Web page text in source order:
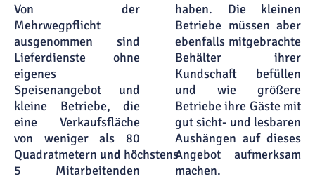
Von der
Mehrwegpflicht
ausgenommen sind
Lieferdienste ohne
eigenes
Speisenangebot und
kleine Betriebe, die
eine Verkaufsfläche
von weniger als 80
Quadratmetern und höchstens
5 Mitarbeitenden
haben. Die kleinen
Betriebe müssen aber
ebenfalls mitgebrachte
Behälter ihrer
Kundschaft befüllen
und wie größere
Betriebe ihre Gäste mit
gut sicht- und lesbaren
Aushängen auf dieses
Angebot aufmerksam
machen.